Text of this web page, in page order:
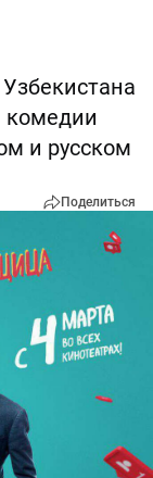
комедии
и русском
Поделиться